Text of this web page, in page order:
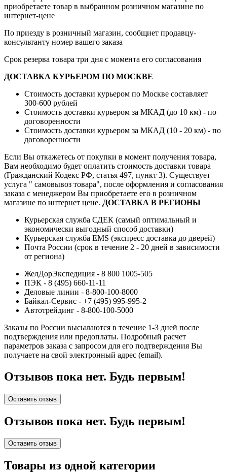
приобретаете товар в выбранном розничном магазине по
интернет-цене
По приезду в розничный магазин, сообщиет продавцу-
консультанту номер вашего заказа
Срок резерва товара три дня с момента его согласования
ДОСТАВКА КУРЬЕРОМ ПО МОСКВЕ
Стоимость доставки курьером по Москве составляет
300-600 рублей
Стоимость доставки курьером за МКАД (до 10 км) - по
договоренности
Стоимость доставки курьером за МКАД (10 - 20 км) - по
договоренности
Если Вы откажетесь от покупки в момент получения товара,
Вам необходимо будет оплатить стоимость доставки товара
(Гражданский Кодекс РФ, статья 497, пункт 3). Существует
услуга " самовывоз товара", после оформления и согласования
заказа с менеджером Вы приобретаете его в розничном
магазине по интернет цене. ДОСТАВКА В РЕГИОНЫ
Курьерская служба СДЕК (самый оптимальный и
экономически выгодный способ доставки)
Курьерская служба EMS (экспресс доставка до дверей)
Почта России (срок в течение 2 - 20 дней в зависимости
от региона)
ЖелДорЭкспедиция - 8 800 1005-505
ПЭК - 8 (495) 660-11-11
Деловые линии - 8-800-100-8000
Байкал-Сервис - +7 (495) 995-995-2
Автотрейдинг - 8-800-100-5000
Заказы по России высылаются в течение 1-3 дней после
подтверждения или предоплаты. Подробный расчет
параметров заказа с запросом для его подтверждения Вы
получаете на свой электронный адрес (email).
Отзывов пока нет. Будь первым!
Оставить отзыв
Отзывов пока нет. Будь первым!
Оставить отзыв
Товары из одной категории